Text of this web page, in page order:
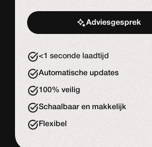
Adviesgesprek
Start de uitdaging
<1 seconde laadtijd
Automatische updates
100% veilig
Schaalbaar en makkelijk
Flexibel